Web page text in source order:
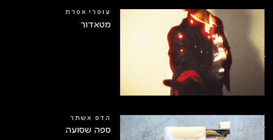
עופרי אפרת
מטאדור
הדס אשתר
ספה שסועה